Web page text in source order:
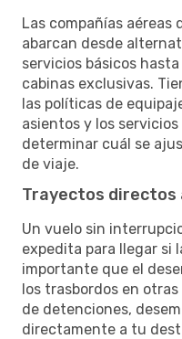
Las compañías aéreas
abarcan desde
servicios básicos
cabinas exclusivas.
las políticas de
asientos y los
determinar cuál se
de viaje.
Trayectos directos
Un vuelo sin
expedita para llegar si
importante que el
los trasbordos en
de detenciones,
directamente a tu